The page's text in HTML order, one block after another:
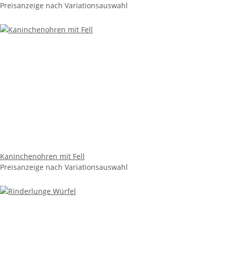
Preisanzeige nach Variationsauswahl
Kaninchenohren mit Fell
Preisanzeige nach Variationsauswahl